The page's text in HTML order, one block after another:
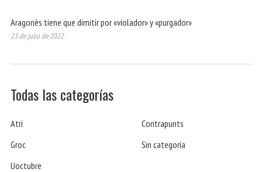
Aragonès tiene que dimitir por «violador» y «purgador»
23 de julio de 2022
Todas las categorías
Atri
Contrapunts
Groc
Sin categoría
Uoctubre